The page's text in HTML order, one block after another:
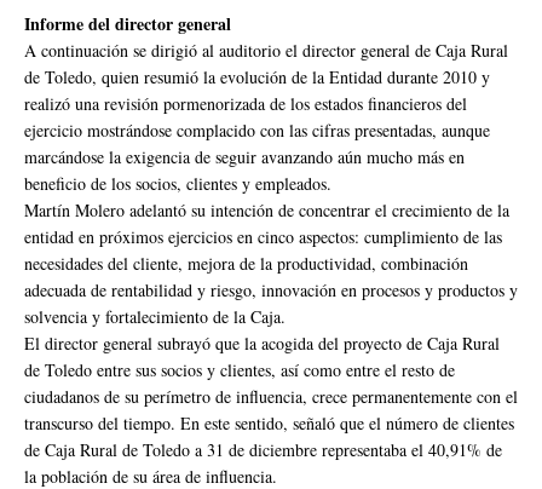
Informe del director general
A continuación se dirigió al auditorio el director general de Caja Rural
de Toledo, quien resumió la evolución de la Entidad durante 2010 y
realizó una revisión pormenorizada de los estados financieros del
ejercicio mostrándose complacido con las cifras presentadas, aunque
marcándose la exigencia de seguir avanzando aún mucho más en
beneficio de los socios, clientes y empleados.
Martín Molero adelantó su intención de concentrar el crecimiento de la
entidad en próximos ejercicios en cinco aspectos: cumplimiento de las
necesidades del cliente, mejora de la productividad, combinación
adecuada de rentabilidad y riesgo, innovación en procesos y productos y
solvencia y fortalecimiento de la Caja.
El director general subrayó que la acogida del proyecto de Caja Rural
de Toledo entre sus socios y clientes, así como entre el resto de
ciudadanos de su perímetro de influencia, crece permanentemente con el
transcurso del tiempo. En este sentido, señaló que el número de clientes
de Caja Rural de Toledo a 31 de diciembre representaba el 40,91% de
la población de su área de influencia.